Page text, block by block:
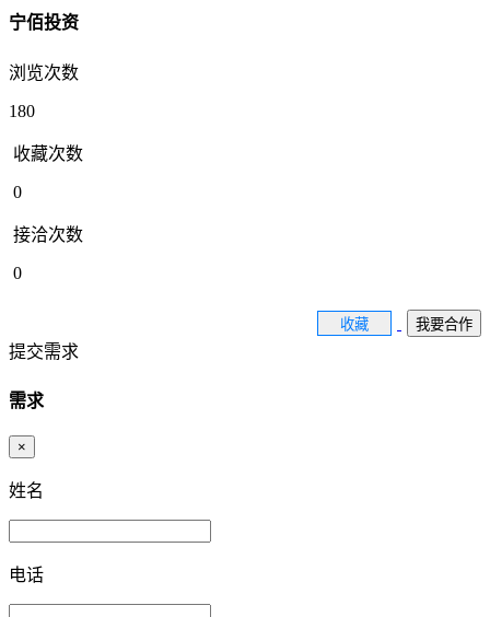
宁佰投资
浏览次数
180
收藏次数
0
接洽次数
0
收藏 我要合作
提交需求
需求
×
姓名
电话